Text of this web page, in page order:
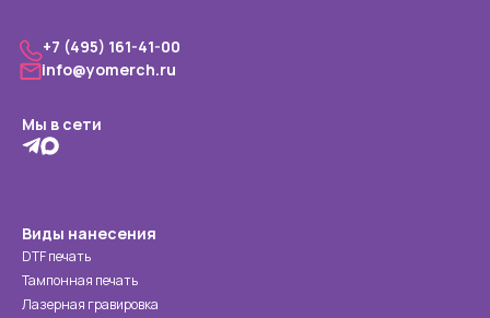
+7 (495) 161-41-00
info@yomerch.ru
Мы в сети
Виды нанесения
DTF печать
Тампонная печать
Лазерная гравировка